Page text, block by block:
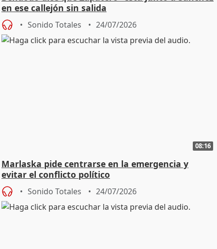
en ese callejón sin salida
Sonido Totales 24/07/2026
08:16
Marlaska pide centrarse en la emergencia y
evitar el conflicto político
Sonido Totales 24/07/2026